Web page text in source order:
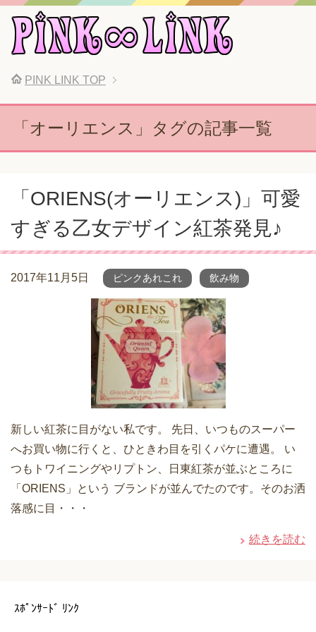
PINK LINK TOP
「オーリエンス」タグの記事一覧
「ORIENS(オーリエンス)」可愛
すぎる乙女デザイン紅茶発見♪
2017年11月5日 ピンクあれこれ 飲み物
新しい紅茶に目がない私です。 先日、いつものスーパー
へお買い物に行くと、ひときわ目を引くパケに遭遇。 い
つもトワイニングやリプトン、日東紅茶が並ぶところに
「ORIENS」という ブランドが並んでたのです。そのお洒
落感に目・・・
続きを読む
ｽﾎﾟﾝｻｰﾄﾞ ﾘﾝｸ